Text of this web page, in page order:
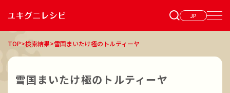
JP
TOP>検索結果>雪国まいたけ極のトルティーヤ
雪国まいたけ極のトルティーヤ